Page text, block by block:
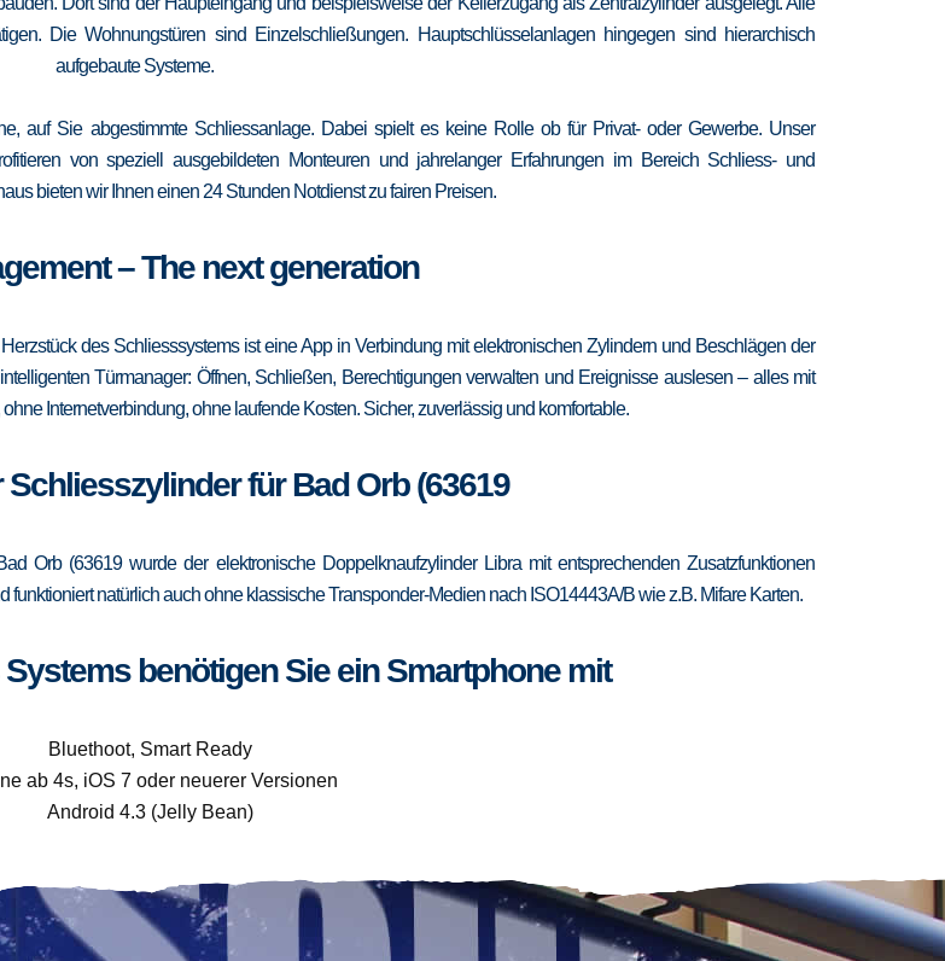
Die Wohnungstüren sind Einzelschließungen. Hauptschlüsselanlagen hingegen sind hierarchisch
aufgebaute Systeme.
auf Sie abgestimmte Schliessanlage. Dabei spielt es keine Rolle ob für Privat- oder Gewerbe. Unser
von speziell ausgebildeten Monteuren und jahrelanger Erfahrungen im Bereich Schliess- und
bieten wir Ihnen einen 24 Stunden Notdienst zu fairen Preisen.
– The next generation
des Schliesssystems ist eine App in Verbindung mit elektronischen Zylindern und Beschlägen der
Türmanager: Öffnen, Schließen, Berechtigungen verwalten und Ereignisse auslesen – alles mit
Internetverbindung, ohne laufende Kosten. Sicher, zuverlässig und komfortable.
Schliesszylinder für Bad Orb (63619
Orb (63619 wurde der elektronische Doppelknaufzylinder Libra mit entsprechenden Zusatzfunktionen
natürlich auch ohne klassische Transponder-Medien nach ISO14443A/B wie z.B. Mifare Karten.
benötigen Sie ein Smartphone mit
Bluethoot, Smart Ready
ab 4s, iOS 7 oder neuerer Versionen
Android 4.3 (Jelly Bean)